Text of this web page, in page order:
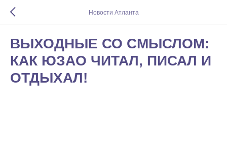
Новости Атланта
ВЫХОДНЫЕ СО СМЫСЛОМ:
КАК ЮЗАО ЧИТАЛ, ПИСАЛ И
ОТДЫХАЛ!